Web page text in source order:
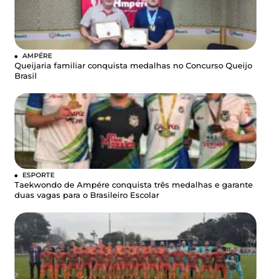
AMPÉRE
Queijaria familiar conquista medalhas no Concurso Queijo
Brasil
ESPORTE
Taekwondo de Ampére conquista três medalhas e garante
duas vagas para o Brasileiro Escolar